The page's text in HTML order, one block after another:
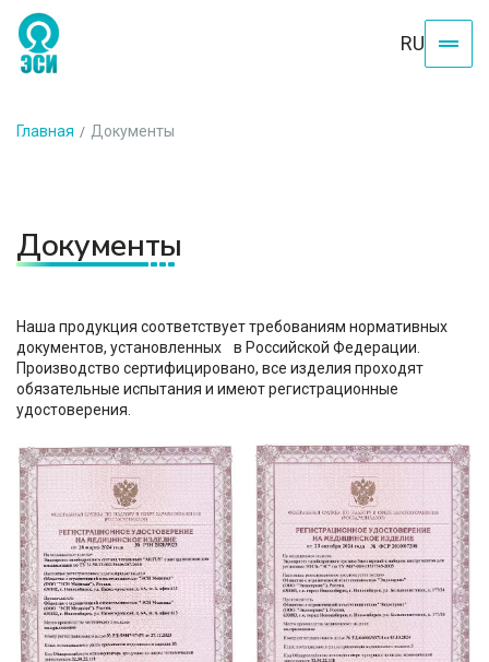
RU
Главная Документы
Документы
Наша продукция соответствует требованиям нормативных
документов, установленных в Российской Федерации.
Производство сертифицировано, все изделия проходят
обязательные испытания и имеют регистрационные
удостоверения.